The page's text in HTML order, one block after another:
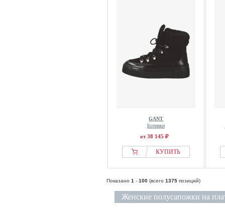
GANT
Ботинки
от 38 145 ₽
КУПИТЬ
Показано 1 - 100 (всего 1375 позиций)
Женские полусапожки на